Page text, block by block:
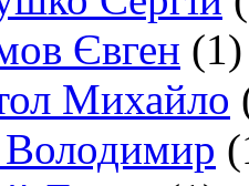
Євген (1)
Михайло